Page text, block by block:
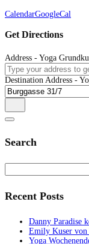
CalendarGoogleCal
Get Directions
Address - Yoga
Destination Address -
Search
nach:
Recent Posts
Danny Paradise
Emily Kuser von
Yoga